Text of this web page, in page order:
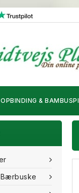
OPBINDING &